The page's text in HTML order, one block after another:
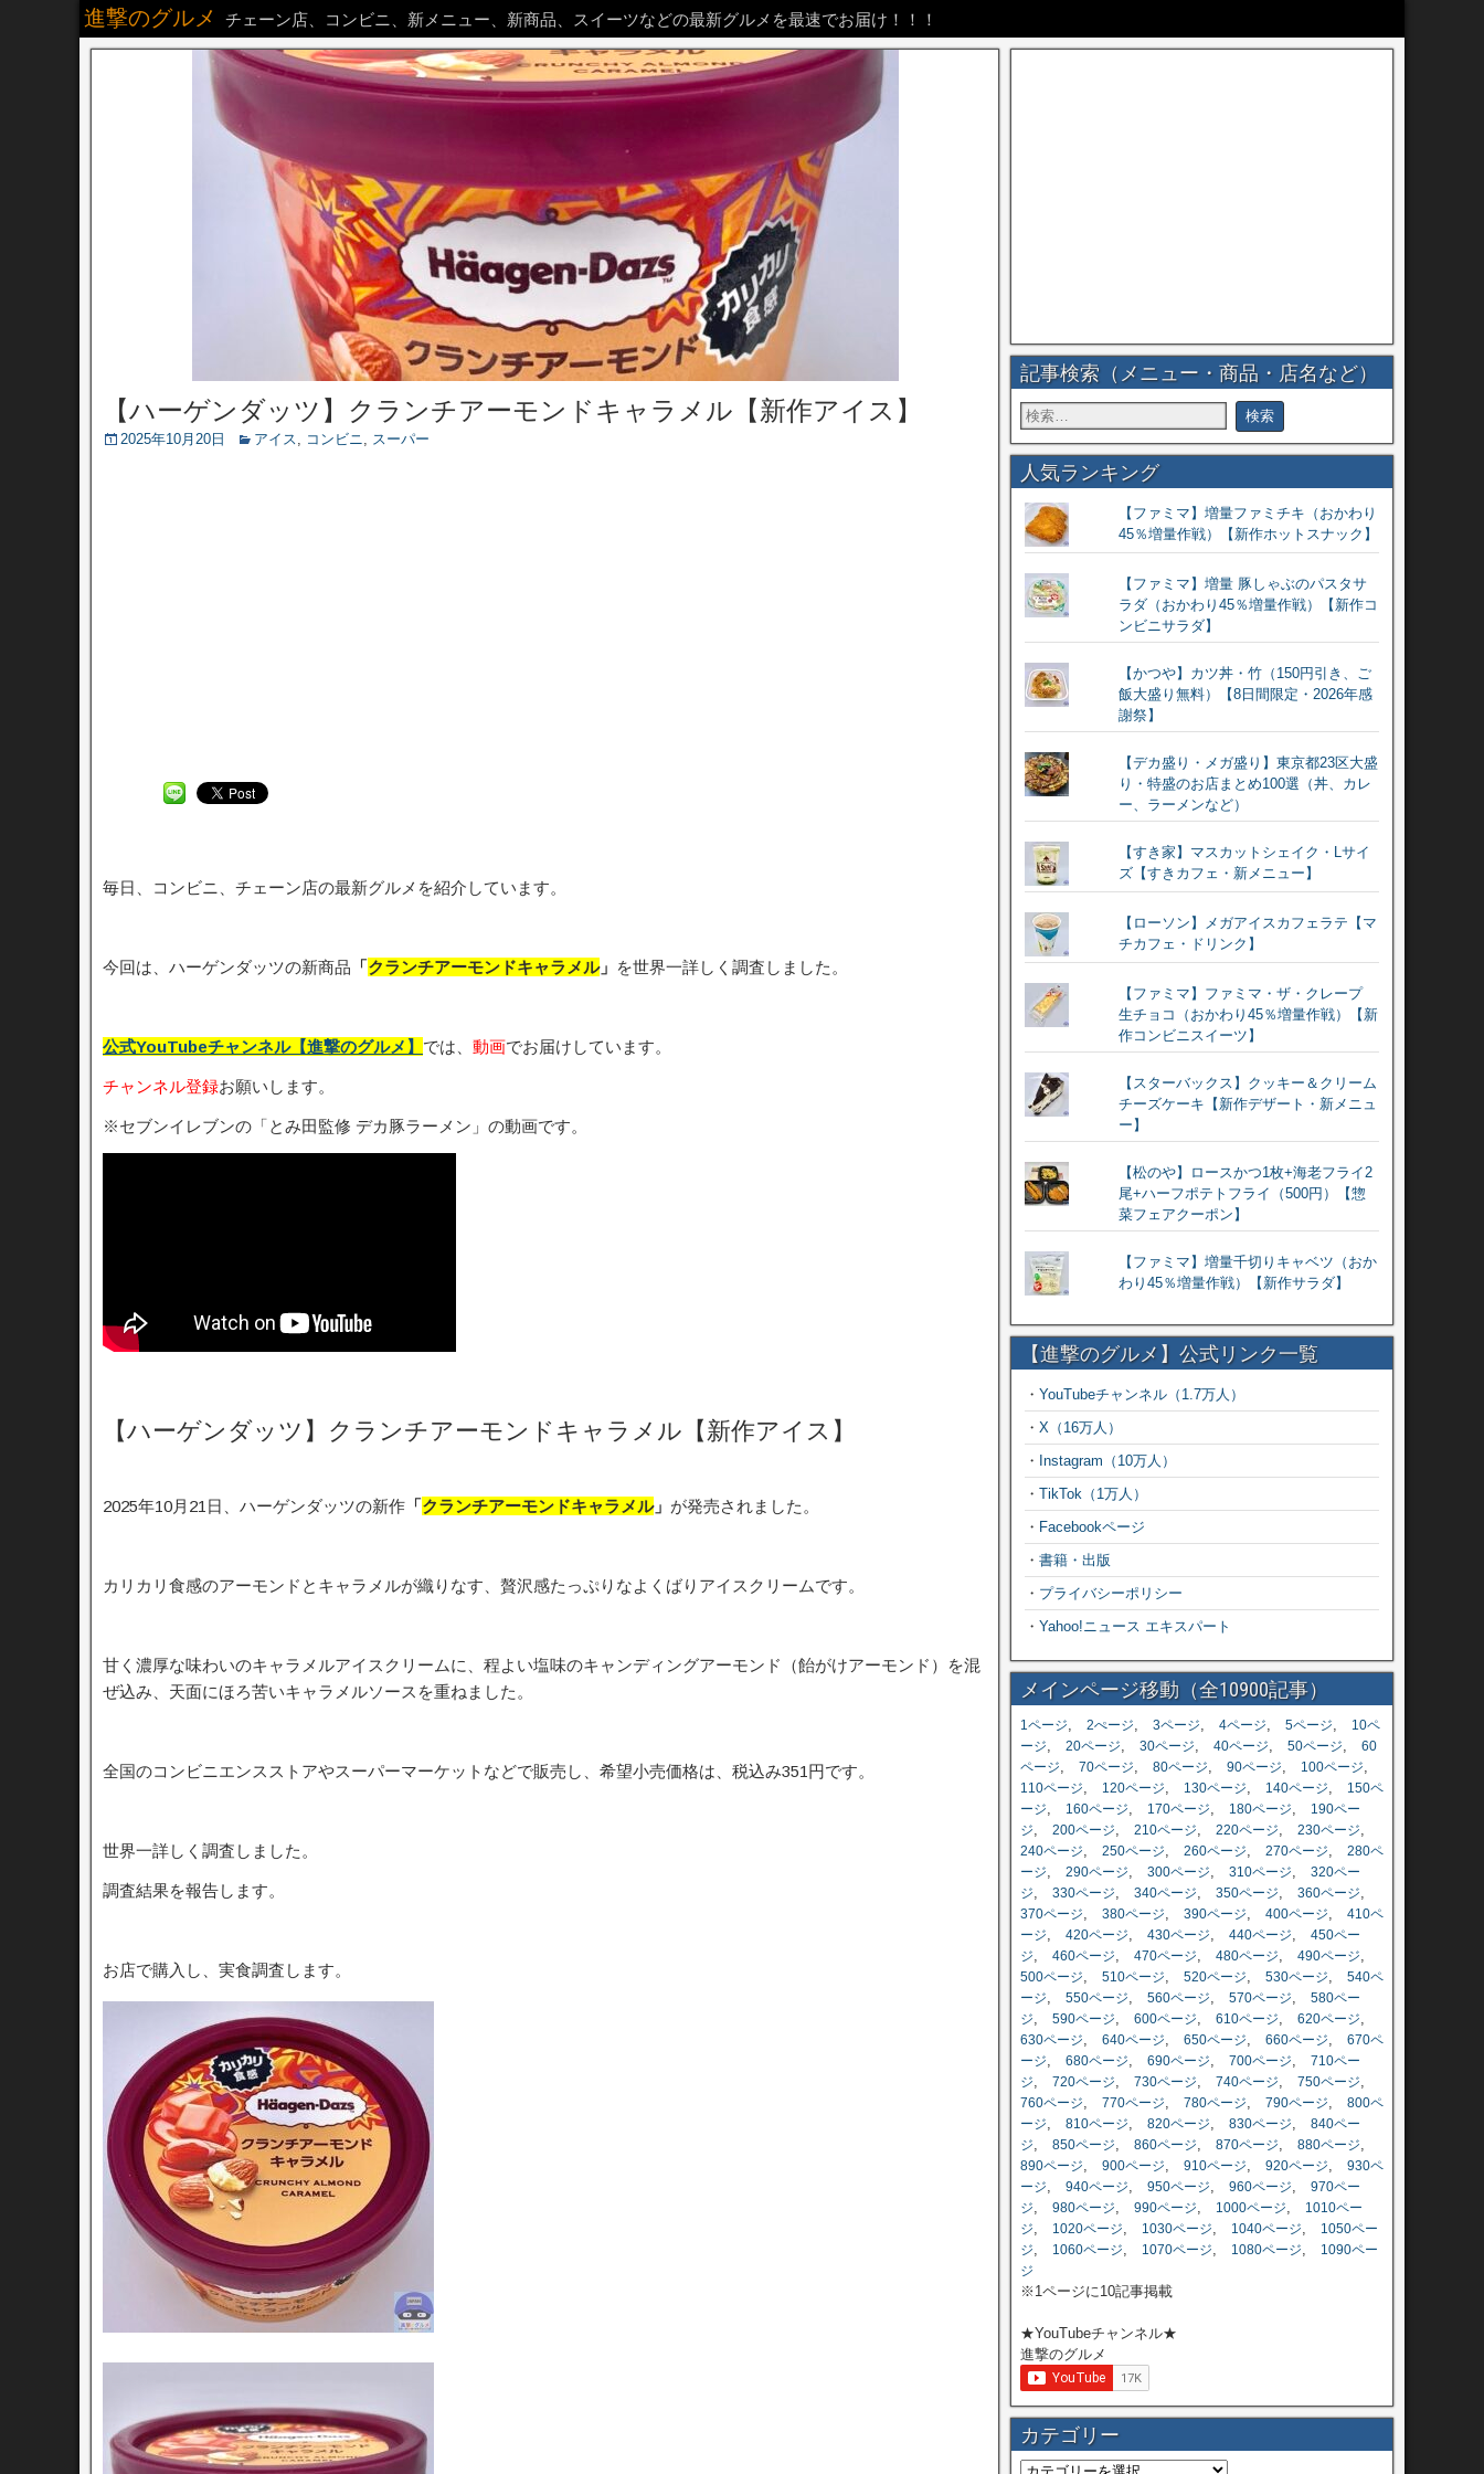
進撃のグルメ チェーン店、コンビニ、新メニュー、新商品、スイーツなどの最新グルメを最速でお届け！！！
【ハーゲンダッツ】クランチアーモンドキャラメル【新作アイス】
2025年10月20日 アイス, コンビニ, スーパー
毎日、コンビニ、チェーン店の最新グルメを紹介しています。
今回は、ハーゲンダッツの新商品 「クランチアーモンドキャラメル」 を世界一詳しく調査しました。
公式YouTubeチャンネル【進撃のグルメ】 では、 動画でお届けしています。
チャンネル登録お願いします。
※セブンイレブンの「とみ田監修 デカ豚ラーメン」の動画です。
【ハーゲンダッツ】クランチアーモンドキャラメル【新作アイス】
2025年10月21日、ハーゲンダッツの新作 「クランチアーモンドキャラメル」 が発売されました。
カリカリ食感のアーモンドとキャラメルが織りなす、贅沢感たっぷりなよくばりアイスクリームです。
甘く濃厚な味わいのキャラメルアイスクリームに、程よい塩味のキャンディングアーモンド（飴がけアーモンド）を混
ぜ込み、天面にほろ苦いキャラメルソースを重ねました。
全国のコンビニエンスストアやスーパーマーケットなどで販売し、希望小売価格は、税込み351円です。
世界一詳しく調査しました。
調査結果を報告します。
お店で購入し、実食調査します。
記事検索（メニュー・商品・店名など）
人気ランキング
【ファミマ】増量ファミチキ（おかわり
45％増量作戦）【新作ホットスナック】
【ファミマ】増量 豚しゃぶのパスタサ
ラダ（おかわり45％増量作戦）【新作コ
ンビニサラダ】
【かつや】カツ丼・竹（150円引き、ご
飯大盛り無料）【8日間限定・2026年感
謝祭】
【デカ盛り・メガ盛り】東京都23区大盛
り・特盛のお店まとめ100選（丼、カレ
ー、ラーメンなど）
【すき家】マスカットシェイク・Lサイ
ズ【すきカフェ・新メニュー】
【ローソン】メガアイスカフェラテ【マ
チカフェ・ドリンク】
【ファミマ】ファミマ・ザ・クレープ
生チョコ（おかわり45％増量作戦）【新
作コンビニスイーツ】
【スターバックス】クッキー＆クリーム
チーズケーキ【新作デザート・新メニュ
ー】
【松のや】ロースかつ1枚+海老フライ2
尾+ハーフポテトフライ（500円）【惣
菜フェアクーポン】
【ファミマ】増量千切りキャベツ（おか
わり45％増量作戦）【新作サラダ】
【進撃のグルメ】公式リンク一覧
・ YouTubeチャンネル（1.7万人）
・ X（16万人）
・ Instagram（10万人）
・ TikTok（1万人）
・ Facebookページ
・ 書籍・出版
・ プライバシーポリシー
・ Yahoo!ニュース エキスパート
メインページ移動（全10900記事）
1ページ, 2ぺージ, 3ページ, 4ページ, 5ページ,
10ペ
ージ, 20ページ, 30ページ, 40ページ, 50ページ, 60
ページ, 70ページ, 80ページ, 90ページ, 100ページ,
110ページ, 120ページ, 130ページ, 140ページ,
150ペ
ージ, 160ページ, 170ページ, 180ページ,
190ペー
ジ, 200ページ, 210ページ, 220ページ, 230ページ,
240ページ, 250ページ, 260ページ, 270ページ, 280ペ
ージ, 290ページ, 300ページ, 310ページ, 320ペー
ジ, 330ページ, 340ページ, 350ページ, 360ページ,
370ページ, 380ページ, 390ページ, 400ページ, 410ペ
ージ, 420ページ, 430ページ, 440ページ, 450ペー
ジ, 460ページ, 470ページ, 480ページ, 490ページ,
500ページ, 510ページ, 520ページ, 530ページ, 540ペ
ージ, 550ページ, 560ページ, 570ページ, 580ペー
ジ, 590ページ, 600ページ, 610ページ, 620ページ,
630ページ, 640ページ, 650ページ, 660ページ, 670ペ
ージ, 680ページ, 690ページ, 700ページ, 710ペー
ジ, 720ページ, 730ページ, 740ページ, 750ページ,
760ページ, 770ページ, 780ページ, 790ページ, 800ペ
ージ, 810ページ, 820ページ, 830ページ, 840ペー
ジ, 850ページ, 860ページ, 870ページ, 880ページ,
890ページ, 900ページ, 910ページ, 920ページ, 930ペ
ージ, 940ページ, 950ページ, 960ページ, 970ペー
ジ, 980ページ, 990ページ, 1000ページ,
1010ペー
ジ, 1020ページ, 1030ページ, 1040ページ,
1050ペー
ジ, 1060ページ, 1070ページ, 1080ページ,
1090ペー
ジ
※1ページに10記事掲載
★YouTubeチャンネル★
進撃のグルメ
カテゴリー